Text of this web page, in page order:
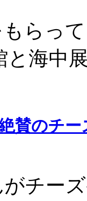
らっ
と海中
賛のチ
チー